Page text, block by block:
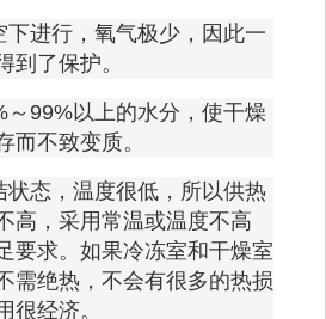
下进行，氧气极少，因此一
到了保护。
～99%以上的水分，使干燥
而不致变质。
状态，温度很低，所以供热
高，采用常温或温度不高
要求。如果冷冻室和干燥室
需绝热，不会有很多的热损
很经济。